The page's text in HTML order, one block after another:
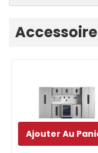
Ajouter Au